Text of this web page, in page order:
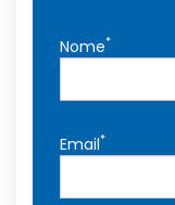
Nome*
Email*